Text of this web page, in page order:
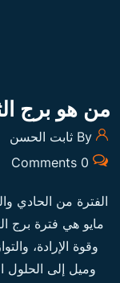
من هو برج
0 Comments
الفترة من الحادي
مايو هي فترة برج
وقوة الإرادة،
وميل إلى الحلول